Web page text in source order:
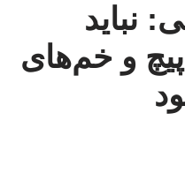
نباید
و خم‌های